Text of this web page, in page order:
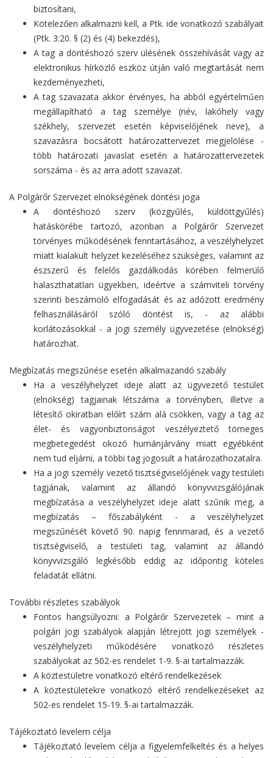
biztosítani,
Kötelezően alkalmazni kell, a Ptk. ide vonatkozó szabályait
(Ptk. 3:20. § (2) és (4) bekezdés),
A tag a döntéshozó szerv ülésének összehívását vagy az
elektronikus hírközlő eszköz útján való megtartását nem
kezdeményezheti,
A tag szavazata akkor érvényes, ha abból egyértelműen
megállapítható a tag személye (név, lakóhely vagy
székhely, szervezet esetén képviselőjének neve), a
szavazásra bocsátott határozattervezet megjelölése -
több határozati javaslat esetén a határozattervezetek
sorszáma - és az arra adott szavazat.
A Polgárőr Szervezet elnökségének döntési joga
A döntéshozó szerv (közgyűlés, küldöttgyűlés)
hatáskörébe tartozó, azonban a Polgárőr Szervezet
törvényes működésének fenntartásához, a veszélyhelyzet
miatt kialakult helyzet kezeléséhez szükséges, valamint az
észszerű és felelős gazdálkodás körében felmerülő
halaszthatatlan ügyekben, ideértve a számviteli törvény
szerinti beszámoló elfogadását és az adózott eredmény
felhasználásáról szóló döntést is, - az alábbi
korlátozásokkal - a jogi személy ügyvezetése (elnökség)
határozhat.
Megbízatás megszűnése esetén alkalmazandó szabály
Ha a veszélyhelyzet ideje alatt az ügyvezető testület
(elnökség) tagjainak létszáma a törvényben, illetve a
létesítő okiratban előírt szám alá csökken, vagy a tag az
élet- és vagyonbiztonságot veszélyeztető tömeges
megbetegedést okozó humánjárvány miatt egyébként
nem tud eljárni, a többi tag jogosult a határozathozatalra.
Ha a jogi személy vezető tisztségviselőjének vagy testületi
tagjának, valamint az állandó könyvvizsgálójának
megbízatása a veszélyhelyzet ideje alatt szűnik meg, a
megbízatás – főszabályként - a veszélyhelyzet
megszűnését követő 90. napig fennmarad, és a vezető
tisztségviselő, a testületi tag, valamint az állandó
könyvvizsgáló legkésőbb eddig az időpontig köteles
feladatát ellátni.
További részletes szabályok
Fontos hangsúlyozni: a Polgárőr Szervezetek – mint a
polgári jogi szabályok alapján létrejött jogi személyek -
veszélyhelyzeti működésére vonatkozó részletes
szabályokat az 502-es rendelet 1-9. §-ai tartalmazzák.
A köztestületre vonatkozó eltérő rendelkezések
A köztestületekre vonatkozó eltérő rendelkezéseket az
502-es rendelet 15-19. §-ai tartalmazzák.
Tájékoztató levelem célja
Tájékoztató levelem célja a figyelemfelkeltés és a helyes